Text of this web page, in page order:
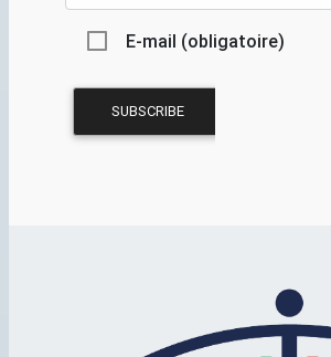
E-mail (obligatoire)